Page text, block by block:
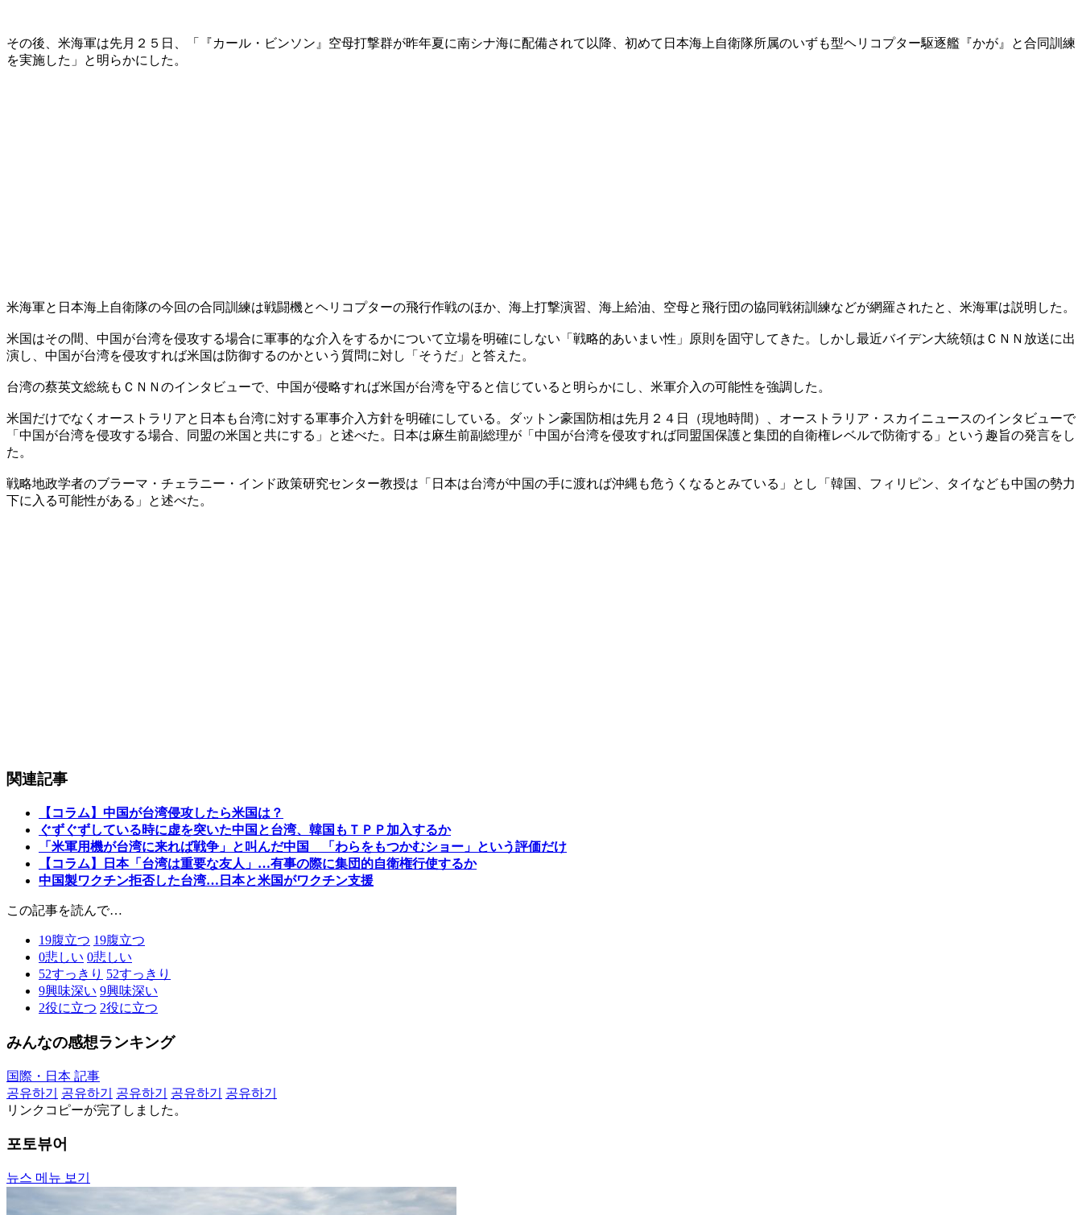
その後、米海軍は先月２５日、「『カール・ビンソン』空母打撃群が昨年夏に南シナ海に配備されて以降、初めて日本海上自衛隊所属のいずも型ヘリコプター駆逐艦『かが』と合同訓練
を実施した」と明らかにした。
米海軍と日本海上自衛隊の今回の合同訓練は戦闘機とヘリコプターの飛行作戦のほか、海上打撃演習、海上給油、空母と飛行団の協同戦術訓練などが網羅されたと、米海軍は説明した。
米国はその間、中国が台湾を侵攻する場合に軍事的な介入をするかについて立場を明確にしない「戦略的あいまい性」原則を固守してきた。しかし最近バイデン大統領はＣＮＮ放送に出
演し、中国が台湾を侵攻すれば米国は防御するのかという質問に対し「そうだ」と答えた。
台湾の蔡英文総統もＣＮＮのインタビューで、中国が侵略すれば米国が台湾を守ると信じていると明らかにし、米軍介入の可能性を強調した。
米国だけでなくオーストラリアと日本も台湾に対する軍事介入方針を明確にしている。ダットン豪国防相は先月２４日（現地時間）、オーストラリア・スカイニュースのインタビューで
「中国が台湾を侵攻する場合、同盟の米国と共にする」と述べた。日本は麻生前副総理が「中国が台湾を侵攻すれば同盟国保護と集団的自衛権レベルで防衛する」という趣旨の発言をし
た。
戦略地政学者のブラーマ・チェラニー・インド政策研究センター教授は「日本は台湾が中国の手に渡れば沖縄も危うくなるとみている」とし「韓国、フィリピン、タイなども中国の勢力
下に入る可能性がある」と述べた。
関連記事
【コラム】中国が台湾侵攻したら米国は？
ぐずぐずしている時に虚を突いた中国と台湾、韓国もＴＰＰ加入するか
「米軍用機が台湾に来れば戦争」と叫んだ中国 「わらをもつかむショー」という評価だけ
【コラム】日本「台湾は重要な友人」…有事の際に集団的自衛権行使するか
中国製ワクチン拒否した台湾…日本と米国がワクチン支援
この記事を読んで…
19腹立つ 19腹立つ
0悲しい 0悲しい
52すっきり 52すっきり
9興味深い 9興味深い
2役に立つ 2役に立つ
みんなの感想ランキング
国際・日本 記事
공유하기
공유하기 공유하기 공유하기
공유하기
リンクコピーが完了しました。
포토뷰어
뉴스 메뉴 보기